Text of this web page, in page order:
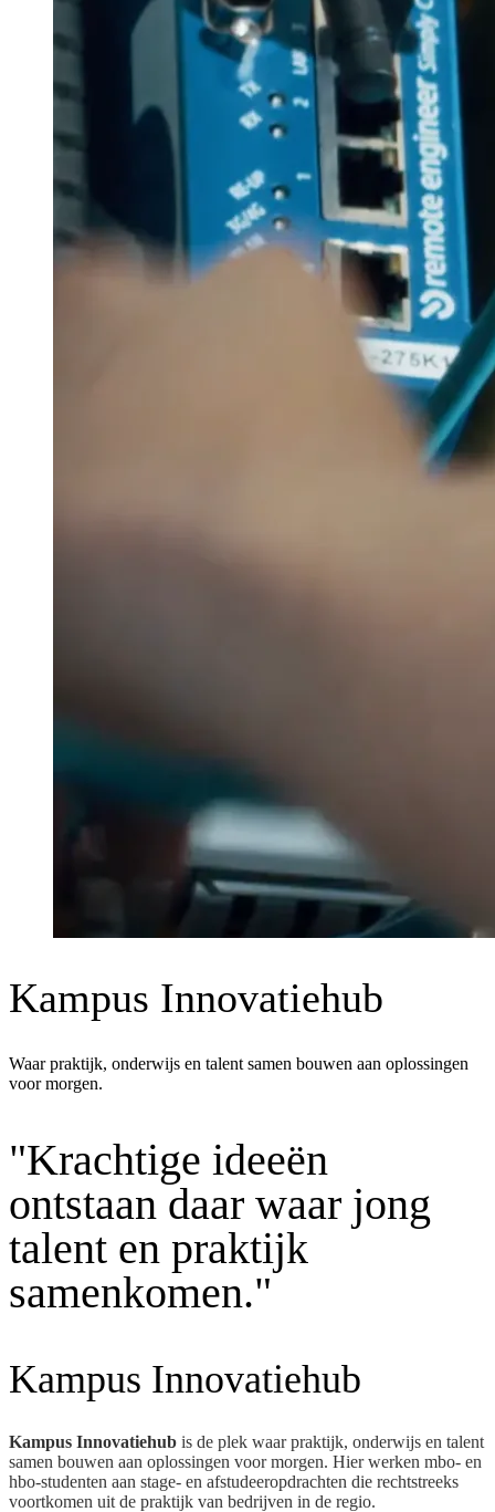
Kampus Innovatiehub
Waar praktijk, onderwijs en talent samen bouwen aan oplossingen
voor morgen.
"Krachtige ideeën
ontstaan daar waar jong
talent en praktijk
samenkomen."
Kampus Innovatiehub
Kampus Innovatiehub is de plek waar praktijk, onderwijs en talent
samen bouwen aan oplossingen voor morgen. Hier werken mbo- en
hbo-studenten aan stage- en afstudeeropdrachten die rechtstreeks
voortkomen uit de praktijk van bedrijven in de regio.